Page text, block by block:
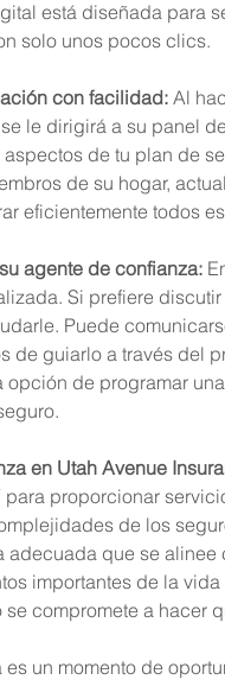
está diseñada para
solo unos pocos clics.
con facilidad: Al
le dirigirá a su panel
de tu plan de
de su hogar,
eficientemente todos
agente de confianza:
Si prefiere
Puede
de guiarlo a través del
opción de programar
en Utah Avenue
proporcionar
de los
adecuada que se
importantes de la
se compromete a hacer
un momento de